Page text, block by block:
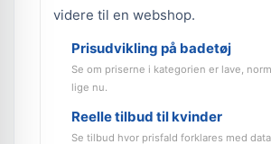
videre til en webshop.
Prisudvikling på badetøj
Se om priserne i kategorien er lave,
lige nu.
Reelle tilbud til kvinder
Se tilbud hvor prisfald forklares med